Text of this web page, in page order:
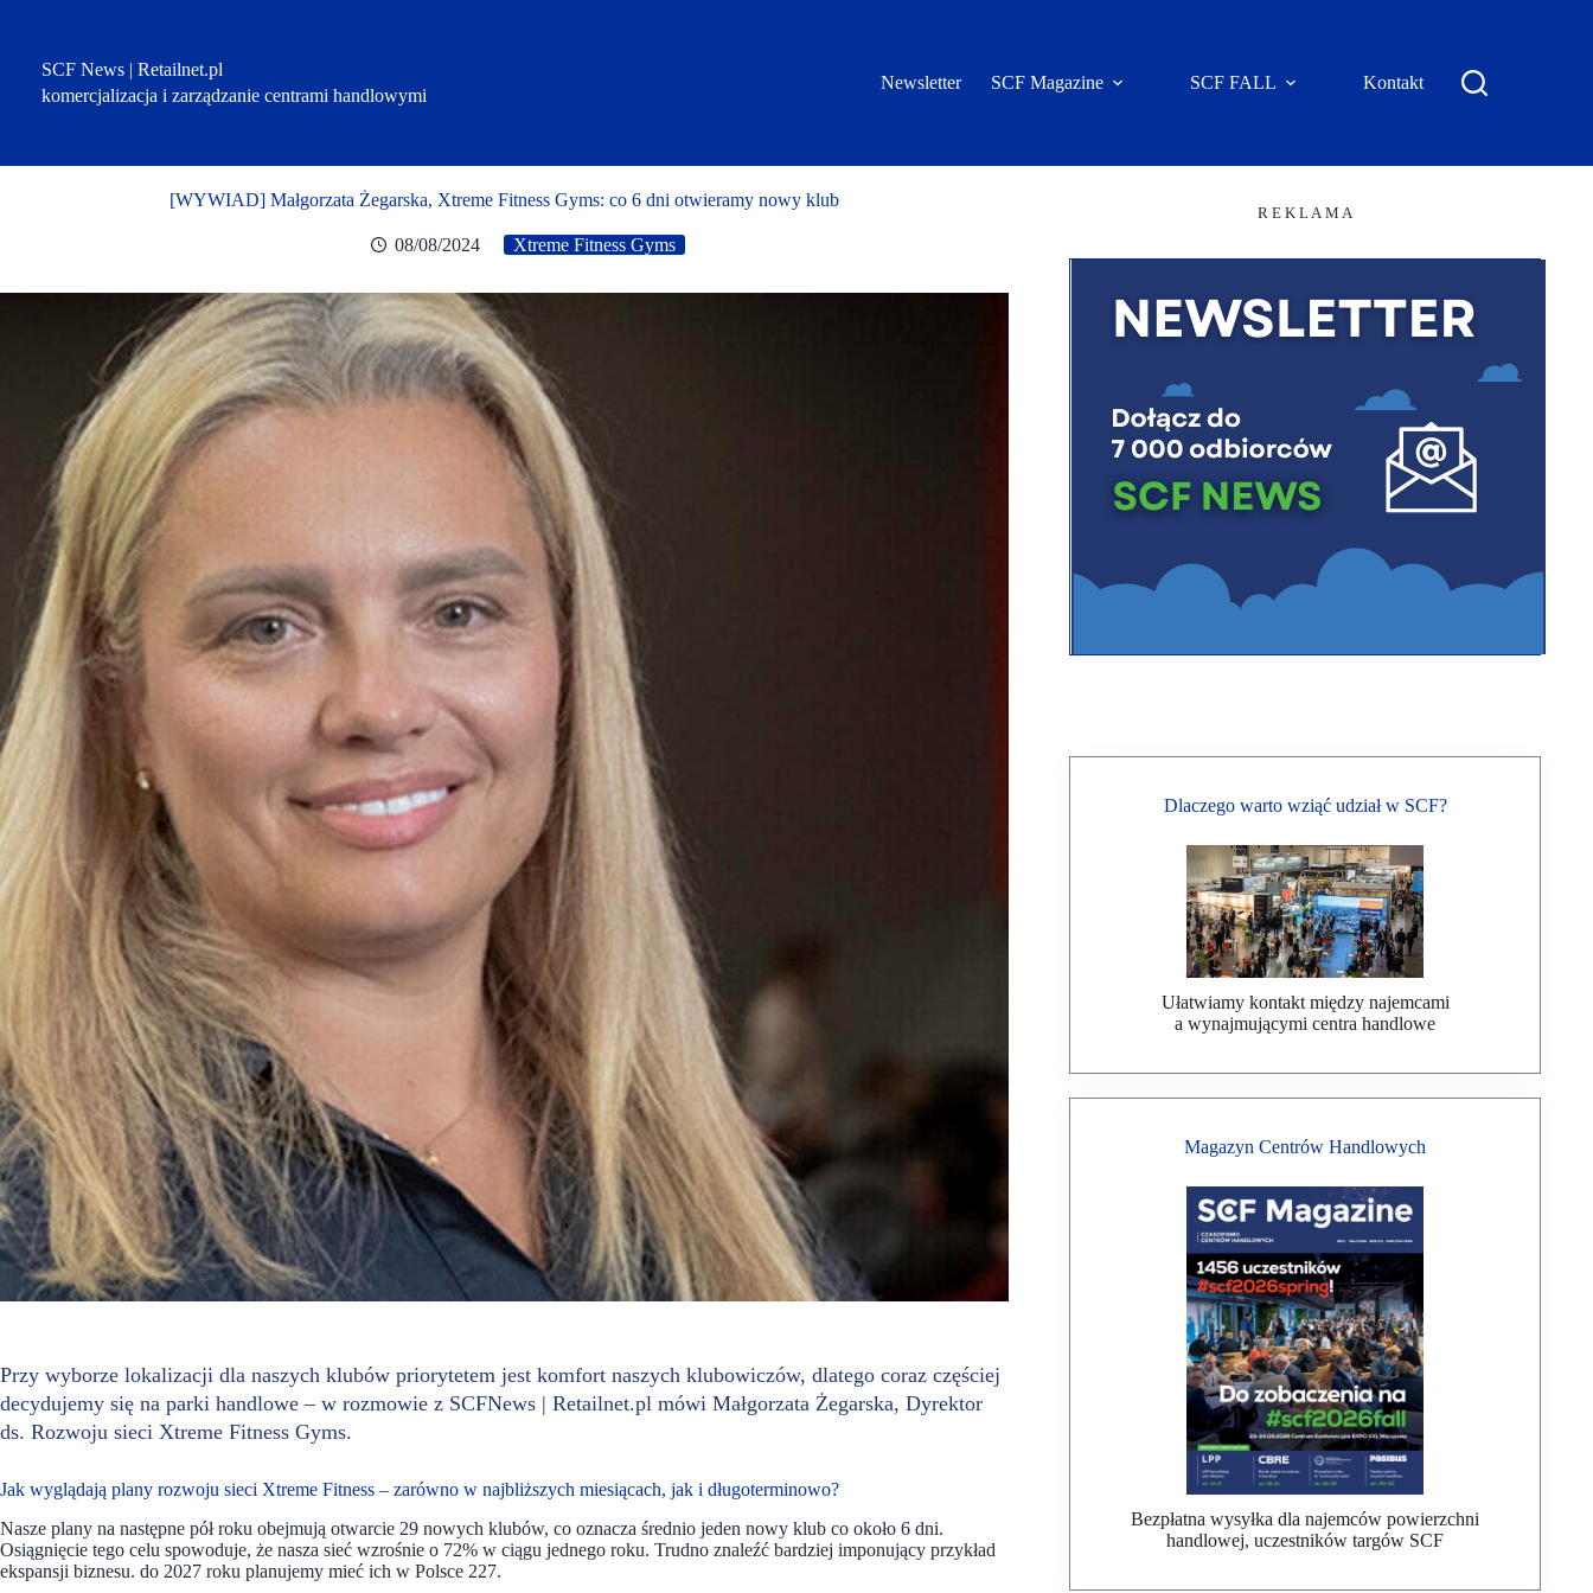
SCF News | Retailnet.pl
komercjalizacja i zarządzanie centrami handlowymi
Newsletter SCF Magazine SCF FALL Kontakt
[WYWIAD] Małgorzata Żegarska, Xtreme Fitness Gyms: co 6 dni otwieramy nowy klub
08/08/2024 Xtreme Fitness Gyms
Przy wyborze lokalizacji dla naszych klubów priorytetem jest komfort naszych klubowiczów, dlatego coraz częściej
decydujemy się na parki handlowe – w rozmowie z SCFNews | Retailnet.pl mówi Małgorzata Żegarska, Dyrektor
ds. Rozwoju sieci Xtreme Fitness Gyms.
Jak wyglądają plany rozwoju sieci Xtreme Fitness – zarówno w najbliższych miesiącach, jak i długoterminowo?
Nasze plany na następne pół roku obejmują otwarcie 29 nowych klubów, co oznacza średnio jeden nowy klub co około 6 dni.
Osiągnięcie tego celu spowoduje, że nasza sieć wzrośnie o 72% w ciągu jednego roku. Trudno znaleźć bardziej imponujący przykład
ekspansji biznesu. do 2027 roku planujemy mieć ich w Polsce 227.
R E K L A M A
Dlaczego warto wziąć udział w SCF?
Ułatwiamy kontakt między najemcami
a wynajmującymi centra handlowe
Magazyn Centrów Handlowych
Bezpłatna wysyłka dla najemców powierzchni
handlowej, uczestników targów SCF